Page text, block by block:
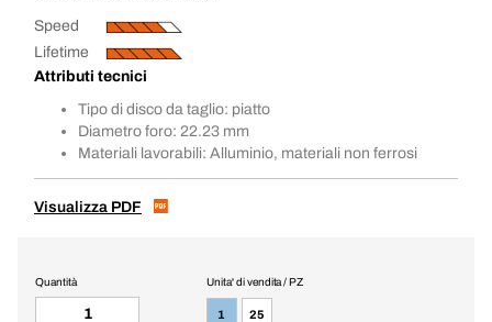
Speed
Lifetime
Attributi tecnici
Tipo di disco da taglio: piatto
Diametro foro: 22.23 mm
Materiali lavorabili: Alluminio, materiali non ferrosi
Visualizza PDF
Unita' di vendita / PZ
1 25
Quantità